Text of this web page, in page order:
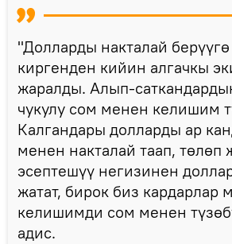
"Долларды накталай берүүгө
киргенден кийин алгачкы
жаралды. Алып-
чукулу сом менен келишим
Калгандары долларды ар
менен накталай таап, төлөп
эсептешүү негизинен
жатат, бирок биз кардарлар
келишимди сом менен
адис.